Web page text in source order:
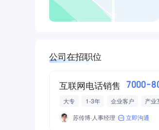
公司在招职位
互联网电话销售 7000-
大专 1-3年 企业客户
产业
苏传博·人事经理
立即沟通